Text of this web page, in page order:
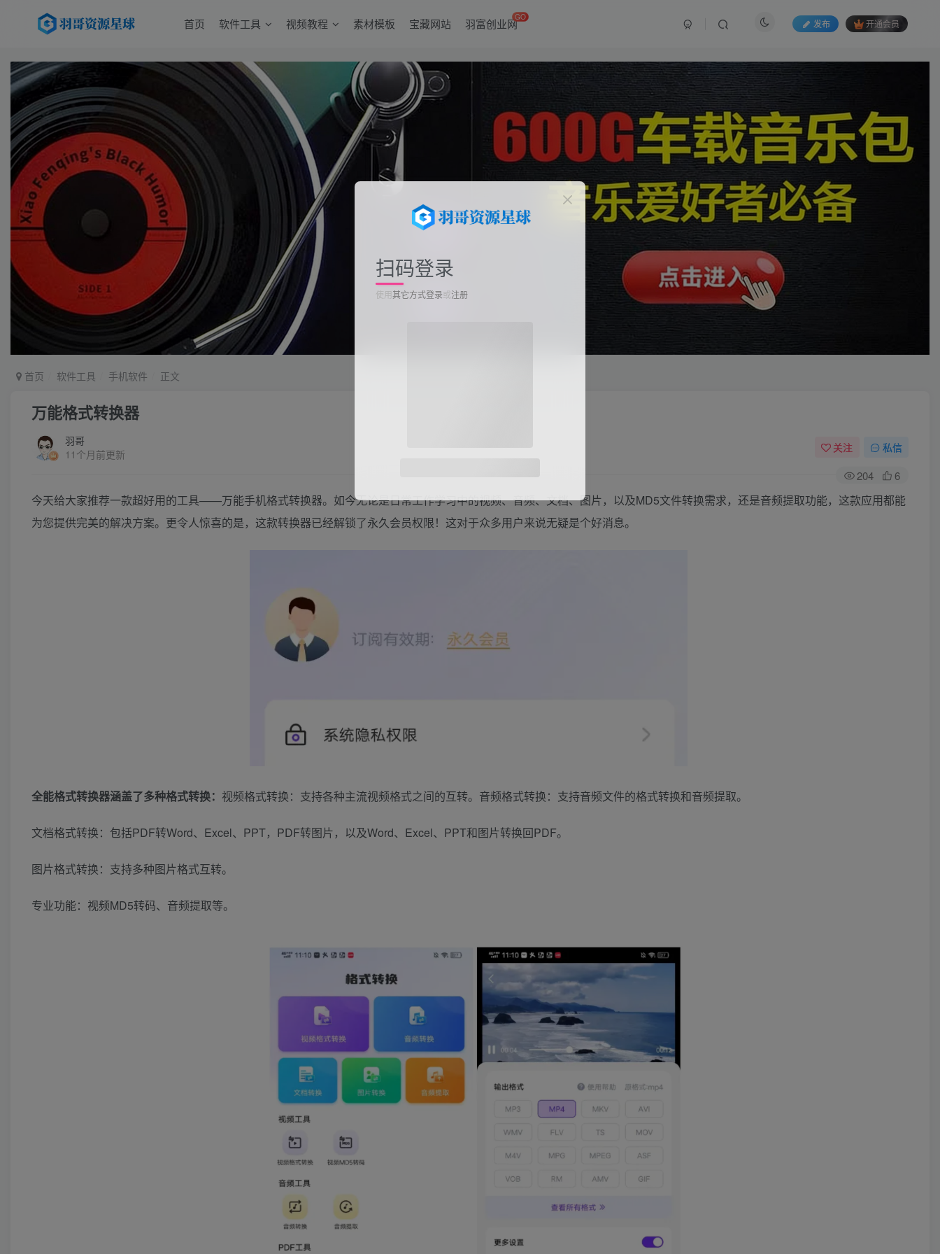
首页 软件工具 视频教程 素材模板 宝藏网站 羽富创业网GO
发布 开通会员
首页 软件工具 手机软件 正文
万能格式转换器
羽哥
11个月前更新
关注 私信
204 6
今天给大家推荐一款超好用的工具——万能手机格式转换器。如今无论是日常工作学习中的视频、音频、文档、图片，以及MD5文件转换需求，还是音频提取功能，这款应用都能
为您提供完美的解决方案。更令人惊喜的是，这款转换器已经解锁了永久会员权限！这对于众多用户来说无疑是个好消息。
全能格式转换器涵盖了多种格式转换： 视频格式转换：支持各种主流视频格式之间的互转。音频格式转换：支持音频文件的格式转换和音频提取。
文档格式转换：包括PDF转Word、Excel、PPT，PDF转图片，以及Word、Excel、PPT和图片转换回PDF。
图片格式转换：支持多种图片格式互转。
专业功能：视频MD5转码、音频提取等。
扫码登录
使用其它方式登录或注册